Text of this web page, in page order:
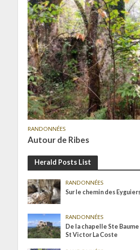
RANDONNÉES
Autour de Ribes
Herald Posts List
RANDONNÉES
Sur le chemin des
RANDONNÉES
De la chapelle Ste
St Victor La Coste